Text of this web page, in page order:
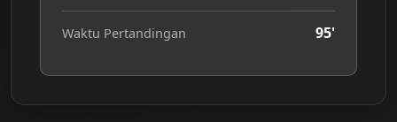
Waktu Pertandingan 95'